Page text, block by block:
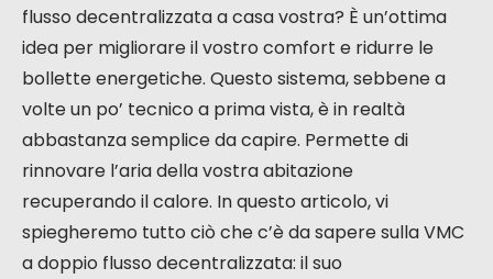
flusso decentralizzata a casa vostra? È un’ottima
idea per migliorare il vostro comfort e ridurre le
bollette energetiche. Questo sistema, sebbene a
volte un po’ tecnico a prima vista, è in realtà
abbastanza semplice da capire. Permette di
rinnovare l’aria della vostra abitazione
recuperando il calore. In questo articolo, vi
spiegheremo tutto ciò che c’è da sapere sulla VMC
a doppio flusso decentralizzata: il suo